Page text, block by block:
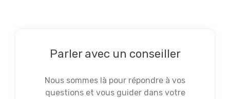
Parler avec un conseiller
Nous sommes là pour répondre à vos
questions et vous guider dans votre